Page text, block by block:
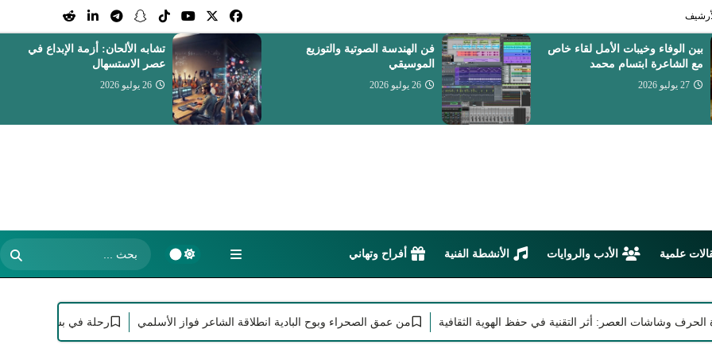
فن الهندسة الصوتية والتوزيع
الموسيقي
26 يوليو 2026
تشابه الألحان: أزمة الإبداع في
عصر الاستسهال
26 يوليو 2026
الدكتورة نجلاء التويجري
لجامعة الأميرة نورة
26 يوليو 2026
علمية الأدب والروايات الأنشطة الفنية أفراح وتهاني
العصر: أثر التقنية في حفظ الهوية الثقافية من عمق الصحراء وبوح البادية انطلاقة الشاعر فواز الأسلمي رحلة في بساتين الإبداع مع